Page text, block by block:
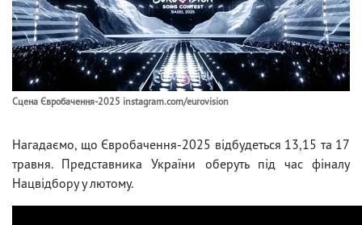
Сцена Євробачення-2025 instagram.com/eurovision
Нагадаємо, що Євробачення-2025 відбудеться 13,15 та 17
травня. Представника України оберуть під час фіналу
Нацвідбору у лютому.